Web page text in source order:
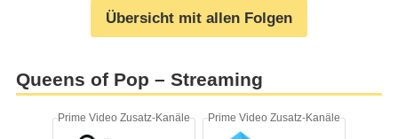
Übersicht mit allen Folgen
Queens of Pop – Streaming
Prime Video Zusatz-Kanäle Prime Video Zusatz-Kanäle